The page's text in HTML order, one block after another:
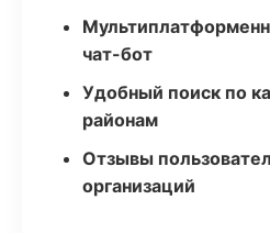
чат-бот
Удобный поиск по
районам
Отзывы
организаций